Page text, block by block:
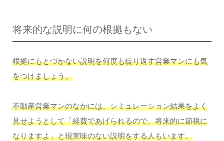
将来的な説明に何の根拠もない
根拠にもとづかない説明を何度も繰り返す営業マンにも気
をつけましょう。
不動産営業マンのなかには、シミュレーション結果をよく
見せようとして「経費であげられるので、将来的に節税に
なりますよ」と現実味のない説明をする人もいます。